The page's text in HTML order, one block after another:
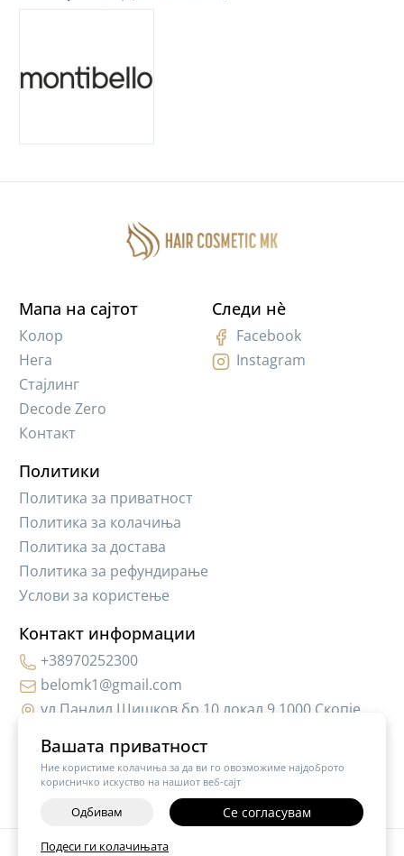
Вашата приватност
Ние користиме колачиња за да ви го овозможиме најдоброто
корисничко искуство на нашиот веб-сајт
Одбивам Се согласувам
Подеси ги колачињата
+
Мапа на сајтот
Колор
Нега
Стајлинг
Decode Zero
Контакт
Политики
Политика за приватност
Политика за колачиња
Политика за достава
Политика за рефундирање
Услови за користење
Контакт информации
+38970252300
belomk1@gmail.com
ул.Пандил Шишков бр.10,локал 9 1000 Скопје
Следи нè
Facebook
Instagram
©2026Vendor x